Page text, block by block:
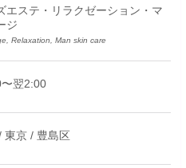
エステ・リラクゼーション・マ
ジ
Relaxation, Man skin care
翌2:00
東京 / 豊島区